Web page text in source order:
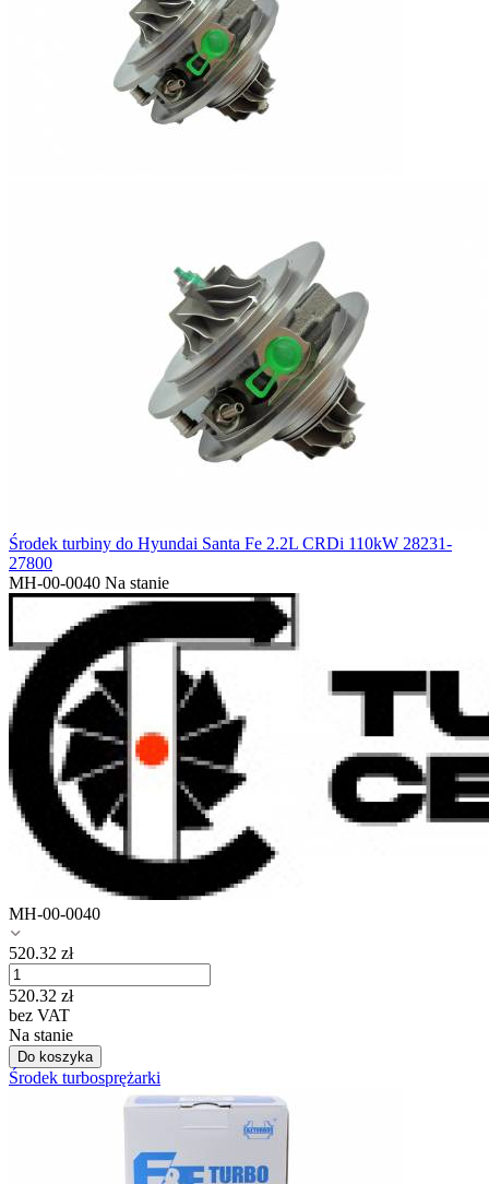
Środek turbiny do Hyundai Santa Fe 2.2L CRDi 110kW 28231-
27800
MH-00-0040 Na stanie
MH-00-0040
520.32 zł
520.32 zł
bez VAT
Na stanie
Do koszyka
Środek turbosprężarki